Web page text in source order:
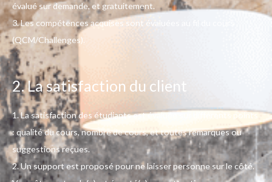
évalué sur demande, et gratuitement.
3. Les compétences acquises sont évaluées au fil du cours
(QCM/Challenges).
2. La satisfaction du client
1. La satisfaction des étudiants est évaluée sur différents points
: qualité du cours, nombre de cours, et toutes remarques ou
suggestions reçues.
2.Un support est proposé pour ne laisser personne sur le côté.